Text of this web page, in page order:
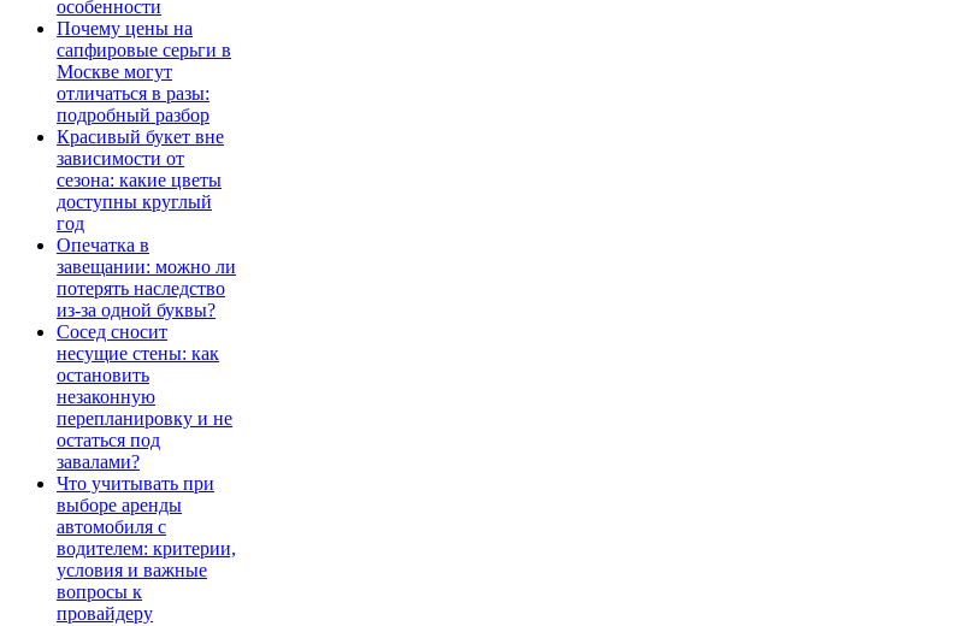
особенности
Почему цены на
сапфировые серьги в
Москве могут
отличаться в разы:
подробный разбор
Красивый букет вне
зависимости от
сезона: какие цветы
доступны круглый
год
Опечатка в
завещании: можно ли
потерять наследство
из-за одной буквы?
Сосед сносит
несущие стены: как
остановить
незаконную
перепланировку и не
остаться под
завалами?
Что учитывать при
выборе аренды
автомобиля с
водителем: критерии,
условия и важные
вопросы к
провайдеру